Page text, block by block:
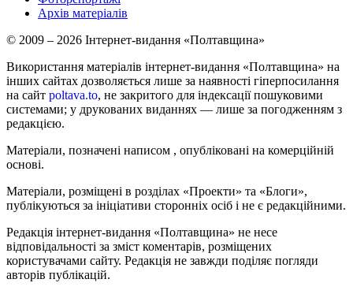
Архів матеріалів
© 2009 – 2026 Інтернет-видання «Полтавщина»
Використання матеріалів інтернет-видання «Полтавщина» на
інших сайтах дозволяється лише за наявності гіперпосилання
на сайт poltava.to, не закритого для індексації пошуковими
системами; у друкованих виданнях — лише за погодженням з
редакцією.
Матеріали, позначені написом , опубліковані на комерційній
основі.
Матеріали, розміщені в розділах «Проекти» та «Блоги»,
публікуються за ініціативи сторонніх осіб і не є редакційними.
Редакція інтернет-видання «Полтавщина» не несе
відповідальності за зміст коментарів, розміщених
користувачами сайту. Редакція не завжди поділяє погляди
авторів публікацій.